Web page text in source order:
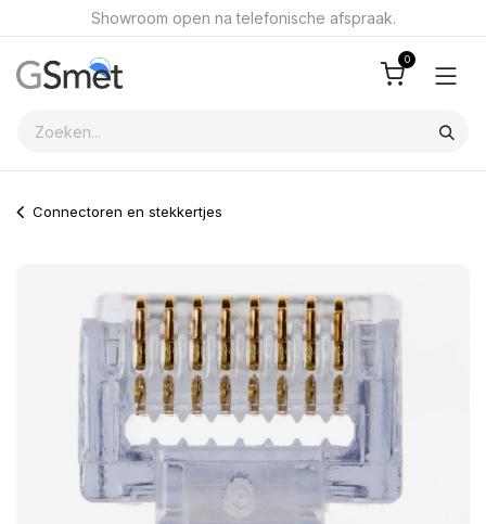
Overslaan naar inhoudShowroom open na telefonische afspraak.
0
Connectoren en stekkertjes